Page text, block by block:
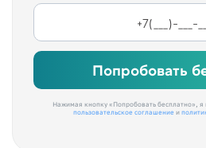
Попробовать
Нажимая кнопку «Попробовать бесплатно»,
пользовательское соглашение и